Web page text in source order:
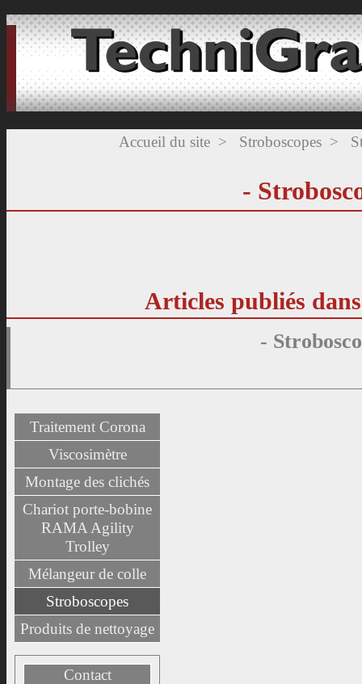
Accueil du site > Stroboscopes >
-
Articles publiés
-
Traitement Corona
Viscosimètre
Montage des clichés
Chariot porte-bobine
RAMA Agility
Trolley
Mélangeur de colle
Stroboscopes
Produits de nettoyage
Contact